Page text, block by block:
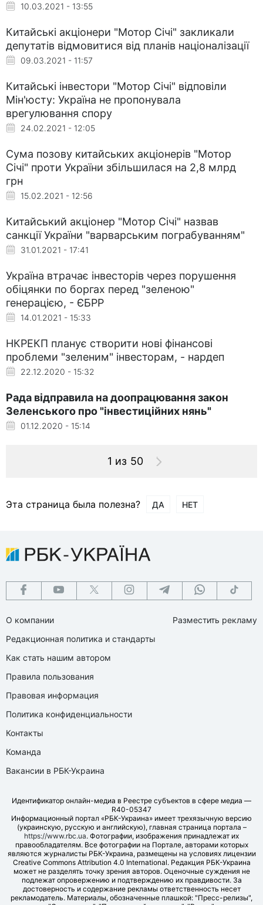
10.03.2021 - 13:55
Китайські акціонери "Мотор Січі" закликали
депутатів відмовитися від планів націоналізації
09.03.2021 - 11:57
Китайські інвестори "Мотор Січі" відповіли
Мін'юсту: Україна не пропонувала
врегулювання спору
24.02.2021 - 12:05
Сума позову китайських акціонерів "Мотор
Січі" проти України збільшилася на 2,8 млрд
грн
15.02.2021 - 12:56
Китайський акціонер "Мотор Січі" назвав
санкції України "варварським пограбуванням"
31.01.2021 - 17:41
Україна втрачає інвесторів через порушення
обіцянки по боргах перед "зеленою"
генерацією, - ЄБРР
14.01.2021 - 15:33
НКРЕКП планує створити нові фінансові
проблеми "зеленим" інвесторам, - нардеп
22.12.2020 - 15:32
Рада відправила на доопрацювання закон
Зеленського про "інвестиційних нянь"
01.12.2020 - 15:14
1 из 50
Эта страница была полезна? ДА НЕТ
О компании
Редакционная политика и стандарты
Как стать нашим автором
Правила пользования
Правовая информация
Политика конфиденциальности
Контакты
Команда
Вакансии в РБК-Украина
Разместить рекламу
Идентификатор онлайн-медиа в Реестре субъектов в сфере медиа —
R40-05347
Информационный портал «РБК-Украина» имеет трехязычную версию
(украинскую, русскую и английскую), главная страница портала –
https://www.rbc.ua. Фотографии, изображения принадлежат их
правообладателям. Все фотографии на Портале, авторами которых
являются журналисты РБК-Украина, размещены на условиях лицензии
Creative Commons Attribution 4.0 International. Редакция РБК-Украина
может не разделять точку зрения авторов. Оценочные суждения не
подлежат опровержению и подтверждению их правдивости. За
достоверность и содержание рекламы ответственность несет
рекламодатель. Материалы, обозначенные плашкой: "Пресс-релизы",